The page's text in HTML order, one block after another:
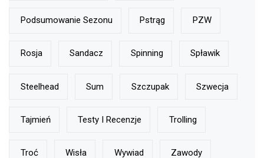
Podsumowanie Sezonu Pstrąg PZW
Rosja Sandacz Spinning Spławik
Steelhead Sum Szczupak Szwecja
Tajmień Testy I Recenzje Trolling
Troć Wisła Wywiad Zawody